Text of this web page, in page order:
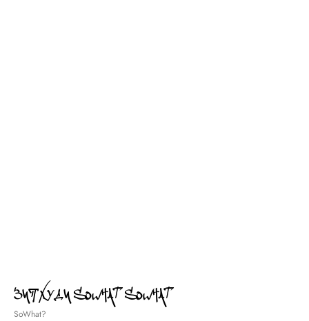
ЗИП ХУДИ SOWHAT SOWHAT
SoWhat?